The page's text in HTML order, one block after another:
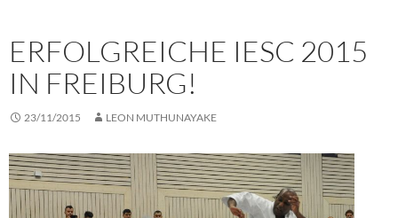
ERFOLGREICHE IESC 2015
IN FREIBURG!
23/11/2015 LEON MUTHUNAYAKE